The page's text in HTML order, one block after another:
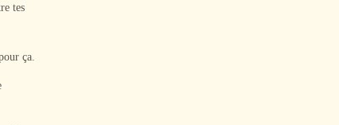
tes
ça.